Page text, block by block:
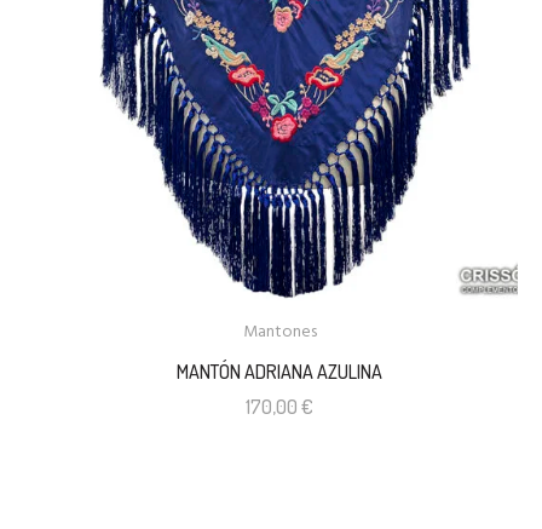
Mantones
MANTÓN ADRIANA AZULINA
170,00 €